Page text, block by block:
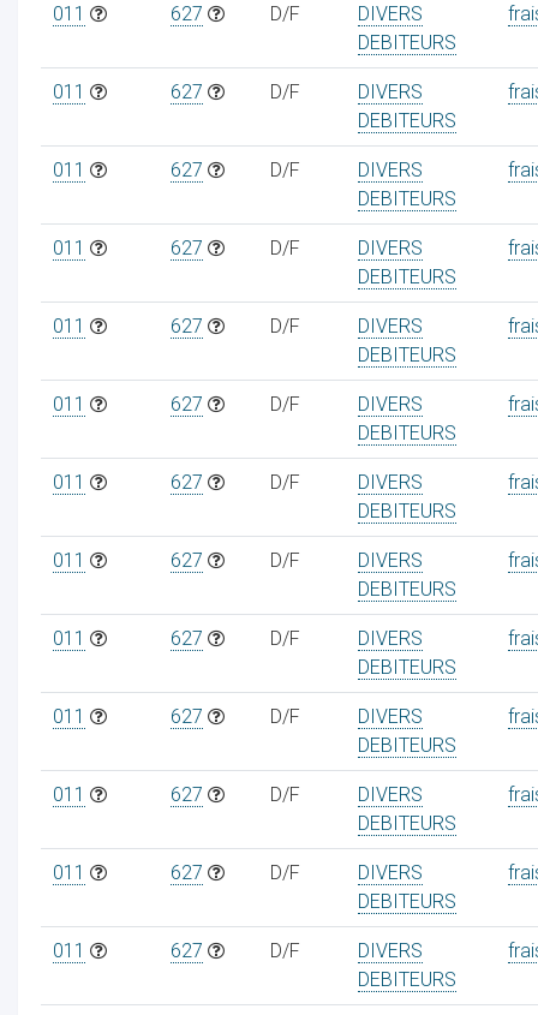
011 627 D/F
DIVERS
DEBITEURS
011 627 D/F
DIVERS
DEBITEURS
011 627 D/F
DIVERS
DEBITEURS
011 627 D/F
DIVERS
DEBITEURS
011 627 D/F
DIVERS
DEBITEURS
011 627 D/F
DIVERS
DEBITEURS
011 627 D/F
DIVERS
DEBITEURS
011 627 D/F
DIVERS
DEBITEURS
011 627 D/F
DIVERS
DEBITEURS
011 627 D/F
DIVERS
DEBITEURS
011 627 D/F
DIVERS
DEBITEURS
011 627 D/F
DIVERS
DEBITEURS
011 627 D/F
DIVERS
DEBITEURS